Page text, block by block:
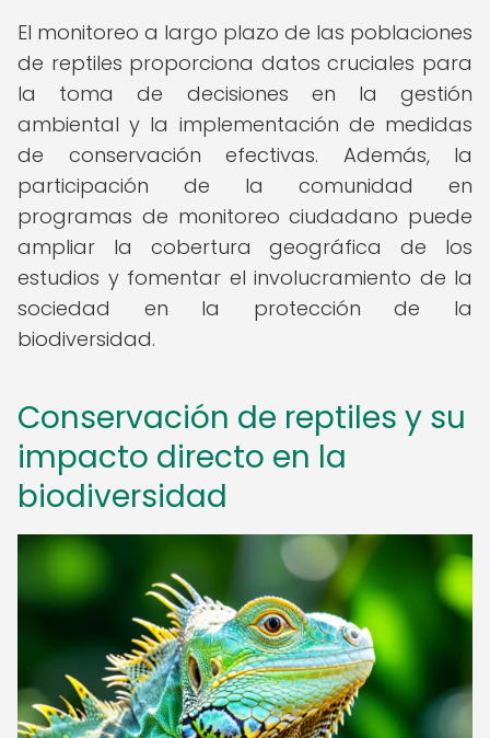
El monitoreo a largo plazo de las poblaciones
de reptiles proporciona datos cruciales para
la toma de decisiones en la gestión
ambiental y la implementación de medidas
de conservación efectivas. Además, la
participación de la comunidad en
programas de monitoreo ciudadano puede
ampliar la cobertura geográfica de los
estudios y fomentar el involucramiento de la
sociedad en la protección de la
biodiversidad.
Conservación de reptiles y su
impacto directo en la
biodiversidad